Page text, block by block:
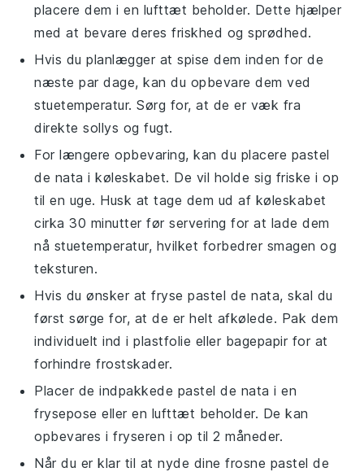
placere dem i en lufttæt beholder. Dette hjælper
med at bevare deres friskhed og sprødhed.
Hvis du planlægger at spise dem inden for de
næste par dage, kan du opbevare dem ved
stuetemperatur. Sørg for, at de er væk fra
direkte sollys og fugt.
For længere opbevaring, kan du placere pastel
de nata i køleskabet. De vil holde sig friske i op
til en uge. Husk at tage dem ud af køleskabet
cirka 30 minutter før servering for at lade dem
nå stuetemperatur, hvilket forbedrer smagen og
teksturen.
Hvis du ønsker at frysepastel de nata, skal du
først sørge for, at de er helt afkølede. Pak dem
individuelt ind i plastfolie eller bagepapir for at
forhindre frostskader.
Placer de indpakkede pastel de nata i en
frysepose eller en lufttæt beholder. De kan
opbevares i fryseren i op til 2 måneder.
Når du er klar til at nyde dine frosne pastel de